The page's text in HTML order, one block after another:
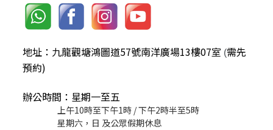
地址：九龍觀塘鴻圖道57號南洋廣場13樓07室 (需先
預約)
辦公時間：星期一至五
上午10時至下午1時 / 下午2時半至5時
星期六，日 及公眾假期休息